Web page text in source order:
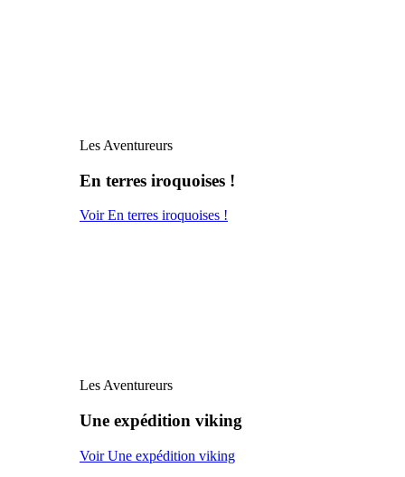
Les Aventureurs
En terres iroquoises !
Voir En terres iroquoises !
Les Aventureurs
Une expédition viking
Voir Une expédition viking